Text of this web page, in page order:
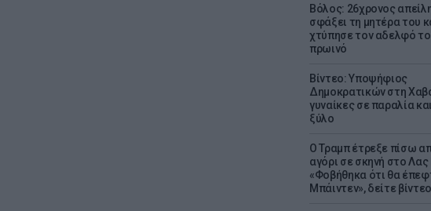
Βόλος: 26χρονος
σφάξει τη μητέρα του
χτύπησε τον αδελφό
πρωινό
Βίντεο: Υποψήφιος
Δημοκρατικών στη
γυναίκες σε παραλία
ξύλο
Ο Τραμπ έτρεξε πίσω
αγόρι σε σκηνή στο Λας
«Φοβήθηκα ότι θα
Μπάιντεν», δείτε βίντεο